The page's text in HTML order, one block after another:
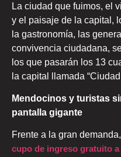
La ciudad que fuimos, el
y el paisaje de la capital,
la gastronomía, las
convivencia ciudadana,
los que pasarán los 13
la capital llamada
Mendocinos y turistas
pantalla gigante
Frente a la gran demanda,
cupo de ingreso gratuito